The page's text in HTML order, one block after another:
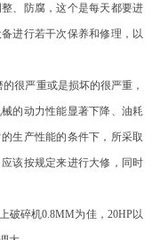
、防腐，这个是每天都要进
进行若干次保养和修理，以
很严重或是损坏的很严重，
的动力性能显著下降、油耗
生产性能的条件下，所采取
该按规定来进行大修，同时
破碎机0.8MM为佳， 20HP以